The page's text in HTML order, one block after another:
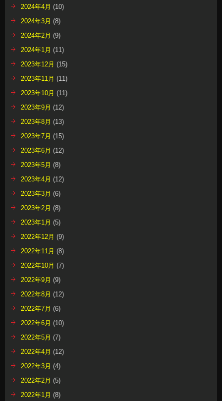
2024年4月 (10)
2024年3月 (8)
2024年2月 (9)
2024年1月 (11)
2023年12月 (15)
2023年11月 (11)
2023年10月 (11)
2023年9月 (12)
2023年8月 (13)
2023年7月 (15)
2023年6月 (12)
2023年5月 (8)
2023年4月 (12)
2023年3月 (6)
2023年2月 (8)
2023年1月 (5)
2022年12月 (9)
2022年11月 (8)
2022年10月 (7)
2022年9月 (9)
2022年8月 (12)
2022年7月 (6)
2022年6月 (10)
2022年5月 (7)
2022年4月 (12)
2022年3月 (4)
2022年2月 (5)
2022年1月 (8)